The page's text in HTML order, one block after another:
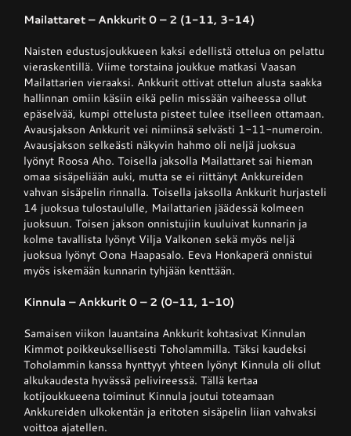
Junnupesis
Fanituotteet
Palvelut
Info
Yhteystiedot
Mailattaret – Ankkurit 0 – 2 (1-11, 3-14)
Naisten edustusjoukkueen kaksi edellistä ottelua on pelattu
vieraskentillä. Viime torstaina joukkue matkasi Vaasan
Mailattarien vieraaksi. Ankkurit ottivat ottelun alusta saakka
hallinnan omiin käsiin eikä pelin missään vaiheessa ollut
epäselvää, kumpi ottelusta pisteet tulee itselleen ottamaan.
Avausjakson Ankkurit vei nimiinsä selvästi 1-11-numeroin.
Avausjakson selkeästi näkyvin hahmo oli neljä juoksua
lyönyt Roosa Aho. Toisella jaksolla Mailattaret sai hieman
omaa sisäpeliään auki, mutta se ei riittänyt Ankkureiden
vahvan sisäpelin rinnalla. Toisella jaksolla Ankkurit hurjasteli
14 juoksua tulostaululle, Mailattarien jäädessä kolmeen
juoksuun. Toisen jakson onnistujiin kuuluivat kunnarin ja
kolme tavallista lyönyt Vilja Valkonen sekä myös neljä
juoksua lyönyt Oona Haapasalo. Eeva Honkaperä onnistui
myös iskemään kunnarin tyhjään kenttään.
Kinnula – Ankkurit 0 – 2 (0-11, 1-10)
Samaisen viikon lauantaina Ankkurit kohtasivat Kinnulan
Kimmot poikkeuksellisesti Toholammilla. Täksi kaudeksi
Toholammin kanssa hynttyyt yhteen lyönyt Kinnula oli ollut
alkukaudesta hyvässä pelivireessä. Tällä kertaa
kotijoukkueena toiminut Kinnula joutui toteamaan
Ankkureiden ulkokentän ja eritoten sisäpelin liian vahvaksi
voittoa ajatellen.